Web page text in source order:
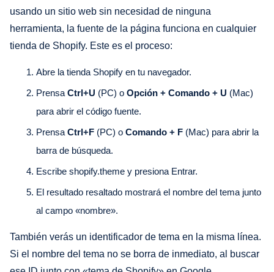
usando un sitio web sin necesidad de ninguna
herramienta, la fuente de la página funciona en cualquier
tienda de Shopify. Este es el proceso:
Abre la tienda Shopify en tu navegador.
PrensaCtrl+U (PC) oOpción + Comando + U (Mac)
para abrir el código fuente.
PrensaCtrl+F (PC) oComando + F (Mac) para abrir la
barra de búsqueda.
Escribe shopify.theme y presiona Entrar.
El resultado resaltado mostrará el nombre del tema junto
al campo «nombre».
También verás un identificador de tema en la misma línea.
Si el nombre del tema no se borra de inmediato, al buscar